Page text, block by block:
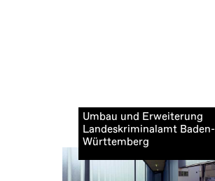
Umbau und Erweiterung
Landeskriminalamt Baden-
Württemberg